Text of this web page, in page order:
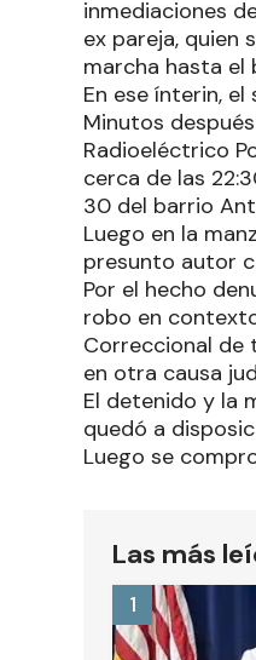
inmediaciones
ex pareja, quien
marcha hasta el
En ese ínterin,
Minutos
Radioeléctrico
cerca de las
30 del barrio
Luego en la
presunto autor
Por el hecho
robo en
Correccional de
en otra causa
El detenido y la
quedó a
Luego se
Las más
1